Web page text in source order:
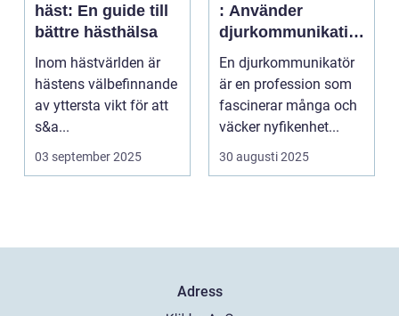
häst: En guide till
bättre hästhälsa
Inom hästvärlden är
hästens välbefinnande
av yttersta vikt för att
s&a...
03 september 2025
: Använder
djurkommunikatio
n för behandling
av djur
En djurkommunikatör
är en profession som
fascinerar många och
väcker nyfikenhet...
30 augusti 2025
Adress